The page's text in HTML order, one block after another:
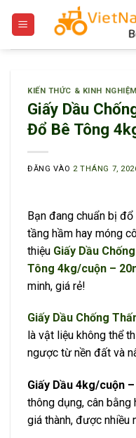
KIẾN THỨC & KINH NGHIỆM
Giấy Dầu
Đổ Bê Tông
ĐĂNG VÀO 2 THÁNG 7,
Bạn đang chuẩn bị
tầng hầm hay móng
thiệu Giấy Dầu
Tông 4kg/cuộn –
minh, giá rẻ!
Giấy Dầu Chống
là vật liệu không thể
ngược từ nền đất và
Giấy Dầu 4kg/cuộn
thông dụng, cân
giá thành, được nhiều